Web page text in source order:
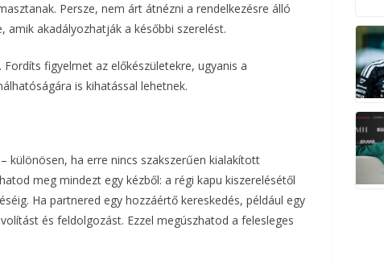
Persze, nem árt átnézni a rendelkezésre álló
amik akadályozhatják a későbbi szerelést.
figyelmet az előkészületekre, ugyanis a
is kihatással lehetnek.
különösen, ha erre nincs szakszerűen kialakított
meg mindezt egy kézből: a régi kapu kiszerelésétől
Ha partnered egy hozzáértő kereskedés, például egy
és feldolgozást. Ezzel megúszhatod a felesleges